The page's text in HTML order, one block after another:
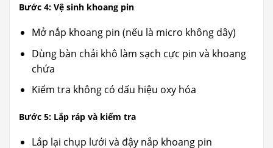
Bước 4: Vệ sinh khoang pin
Mở nắp khoang pin (nếu là micro không dây)
Dùng bàn chải khô làm sạch cực pin và khoang
chứa
Kiểm tra không có dấu hiệu oxy hóa
Bước 5: Lắp ráp và kiểm tra
Lắp lại chụp lưới và đậy nắp khoang pin